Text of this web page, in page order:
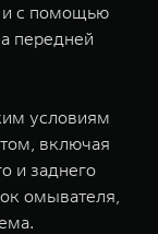
и с помощью
передней
условиям
включая
и заднего
омывателя,